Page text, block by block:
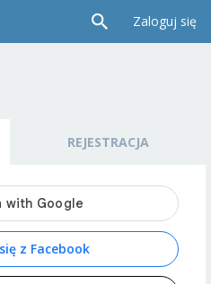
Zaloguj się
REJESTRACJA
z Facebook